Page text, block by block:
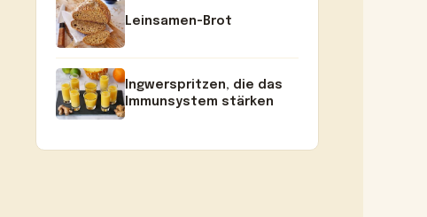
Leinsamen-Brot
Ingwerspritzen, die das
Immunsystem stärken